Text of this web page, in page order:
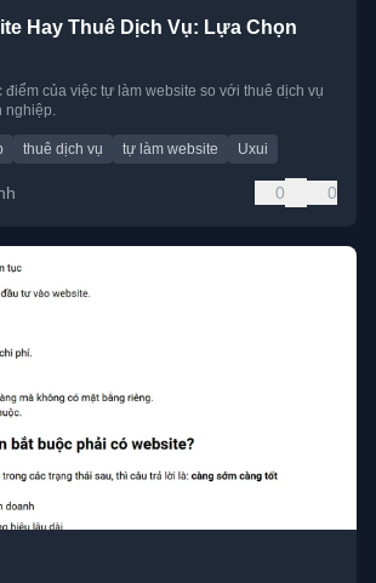
Hay Thuê Dịch Vụ: Lựa Chọn
của việc tự làm website so với thuê dịch vụ
nghiệp.
thuê dịch vụ tự làm website Uxui
0 0